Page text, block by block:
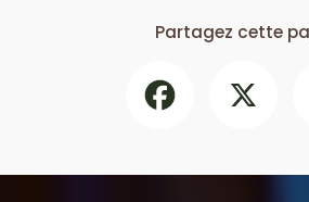
Partagez cette